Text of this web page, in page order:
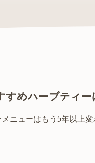
すめハーブティー
ニューはもう5年以上変